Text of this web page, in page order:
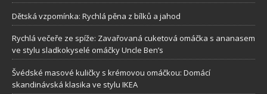
Dětská vzpomínka: Rychlá pěna z bílků a jahod
Rychlá večeře ze spíže: Zavařovaná cuketová omáčka s ananasem
ve stylu sladkokyselé omáčky Uncle Ben’s
Švédské masové kuličky s krémovou omáčkou: Domácí
skandinávská klasika ve stylu IKEA